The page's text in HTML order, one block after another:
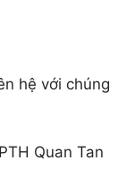
hệ với chúng
Quan Tan